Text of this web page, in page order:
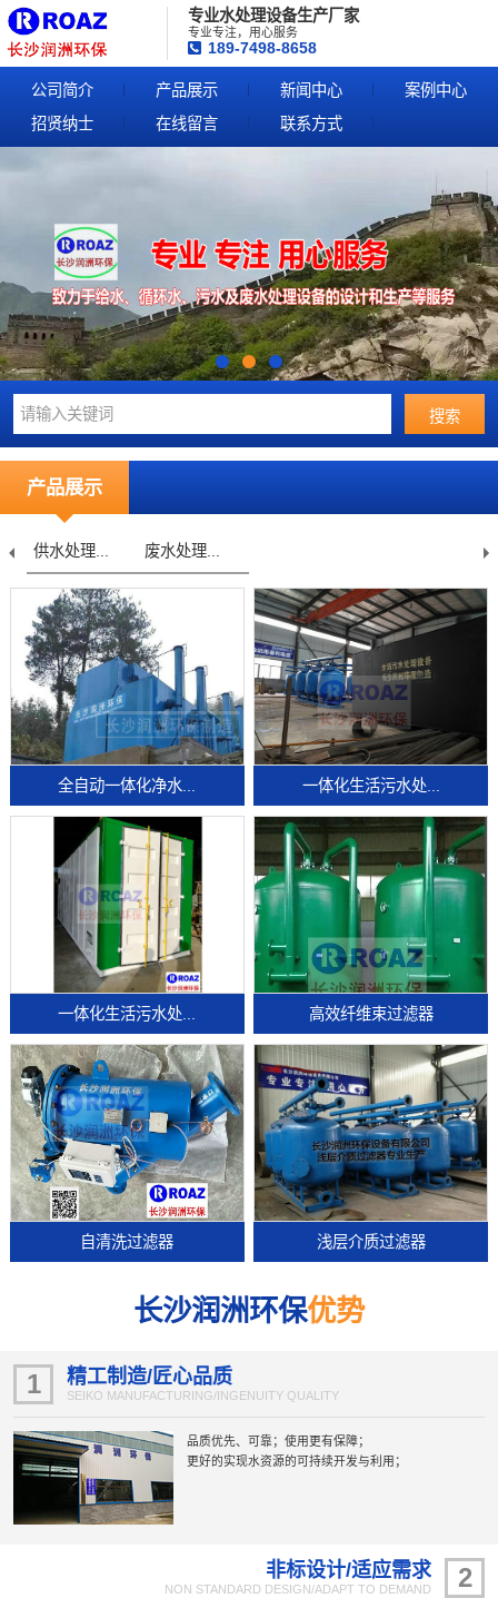
专业水处理设备生产厂家
专业专注，用心服务
189-7498-8658
公司简介 产品展示 新闻中心
案例中心
招贤纳士
在线留言 联系方式
产品展示
废水处理... 污水处理...
全自动一体化净水... 一体化生活污水处...
一体化生活污水处... 高效纤维束过滤器
自清洗过滤器 浅层介质过滤器
长沙润洲环保优势
1 精工制造/匠心品质
SEIKO MANUFACTURING/INGENUITY QUALITY
品质优先、可靠；使用更有保障；
更好的实现水资源的可持续开发与利用；
2
非标设计/适应需求
NON STANDARD DESIGN/ADAPT TO DEMAND